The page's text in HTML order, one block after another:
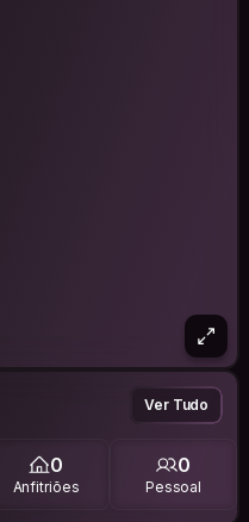
Ver Tudo
0
Anfitriões
0
Pessoal